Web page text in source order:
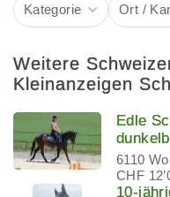
Kategorie Ort /
Weitere
Kleinanzeigen
Edle
6110
CHF
10-